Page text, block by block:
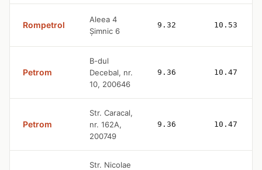
Rompetrol
Aleea 4
Șimnic 6
9.32 10.53
Petrom
B-dul
Decebal, nr.
10, 200646
9.36 10.47
Petrom
Str. Caracal,
nr. 162A,
200749
9.36 10.47
Str. Nicolae